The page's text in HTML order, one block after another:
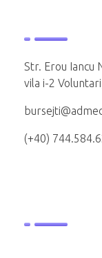
Str. Erou Iancu
vila i-2
(+40)